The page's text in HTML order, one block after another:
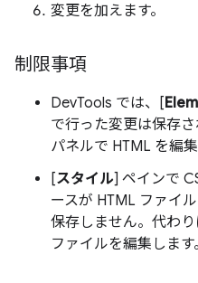
変更を加えます。
制限事項
DevTools では、[
で行った変更は保存
パネルで HTML を編集
[スタイル] ペインで
ースが HTML ファイ
保存しません。代わ
ファイルを編集します。